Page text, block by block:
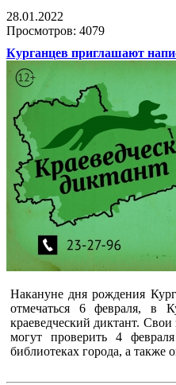
28.01.2022
Просмотров: 4079
Курганцев приглашают
Накануне дня рождения
отмечаться 6 февраля, в
краеведческий диктант.
могут проверить 4
библиотеках города, а также